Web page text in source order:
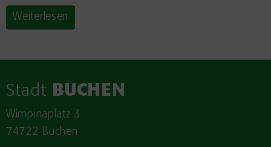
Weiterlesen
Stadt BUCHEN
Wimpinaplatz 3
74722 Buchen